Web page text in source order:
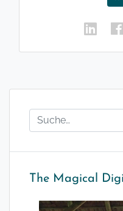
The Magical